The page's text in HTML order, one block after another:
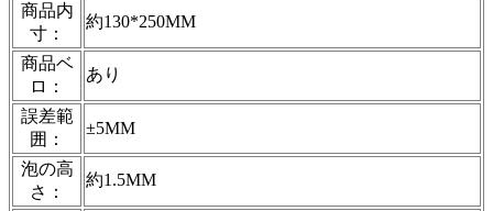
商品内
寸：
約130*250MM
商品ベ
ロ：
あり
誤差範
囲：
±5MM
泡の高
さ：
約1.5MM